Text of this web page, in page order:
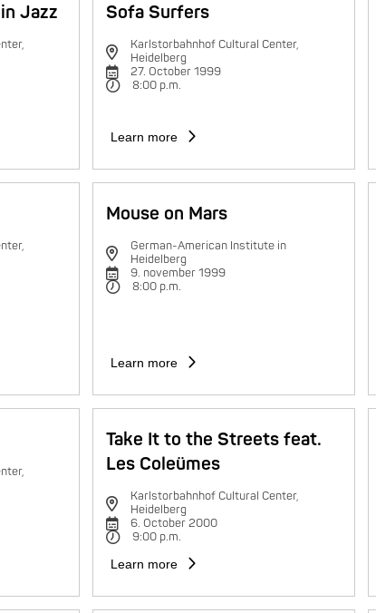
Jazz Sofa Surfers
Karlstorbahnhof Cultural Center,
Heidelberg
27. October 1999
8:00 p.m.
Learn more
Mouse on Mars
German-American Institute in
Heidelberg
9. november 1999
8:00 p.m.
Learn more
Take It to the Streets feat.
Les Coleümes
Karlstorbahnhof Cultural Center,
Heidelberg
6. October 2000
9:00 p.m.
Learn more